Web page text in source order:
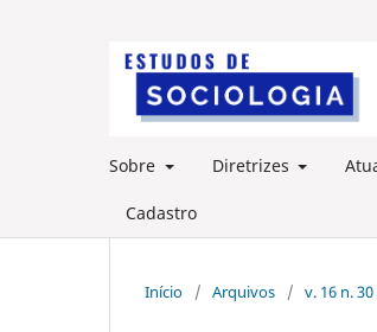
Sobre Diretrizes
Cadastro
Início / Arquivos / v. 16 n.